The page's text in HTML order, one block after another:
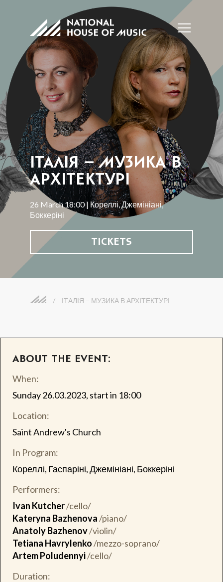
ІТАЛІЯ – МУЗИКА В
АРХІТЕКТУРІ
26 March 18:00 | Кореллі, Джемініані,
Боккеріні
TICKETS
/ ІТАЛІЯ – МУЗИКА В АРХІТЕКТУРІ
ABOUT THE EVENT:
When:
Sunday 26.03.2023, start in 18:00
Location:
Saint Andrew's Church
In Program:
Кореллі, Гаспаріні, Джемініані, Боккеріні
Performers:
Ivan Kutcher/cello/
Kateryna Bazhenova/piano/
Anatoly Bazhenov/violin/
Tetiana Havrylenko/mezzo-soprano/
Artem Poludennyi/cello/
Duration: